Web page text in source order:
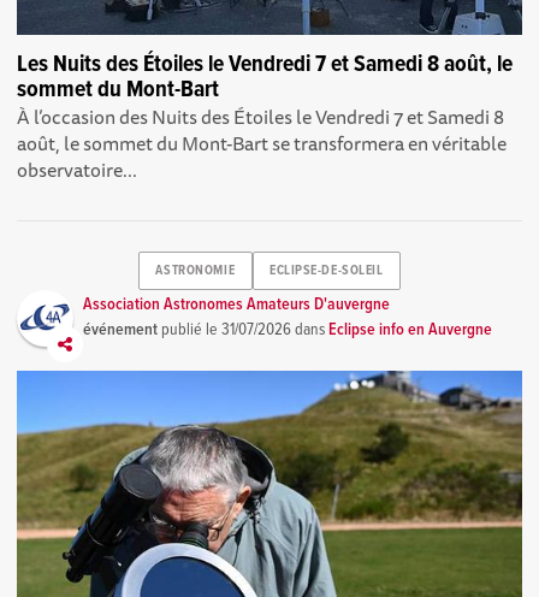
Les Nuits des Étoiles le Vendredi 7 et Samedi 8 août, le
sommet du Mont-Bart
À l’occasion des Nuits des Étoiles le Vendredi 7 et Samedi 8
août, le sommet du Mont-Bart se transformera en véritable
observatoire...
ASTRONOMIE ECLIPSE-DE-SOLEIL
Association Astronomes Amateurs D'auvergne
événement publié le31/07/2026dansEclipse info en Auvergne